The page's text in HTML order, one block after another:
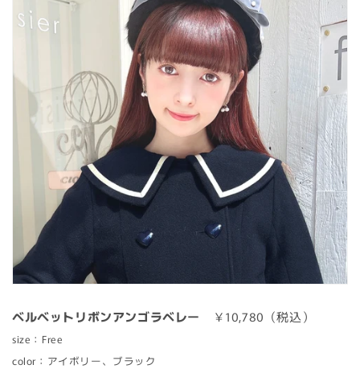
ベルベットリボンアンゴラベレー ￥10,780（税込）
size：Free
color：アイボリー、ブラック